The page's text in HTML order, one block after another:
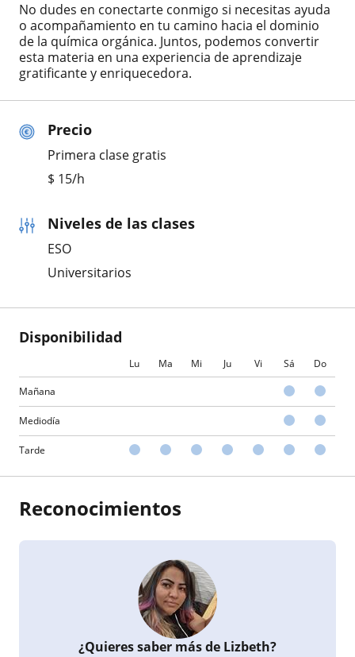
Precio
Primera clase gratis
$ 15/h
Niveles de las clases
ESO
Universitarios
Disponibilidad
Lu Ma Mi Ju Vi Sá Do
Mañana
Mediodía
Tarde
No dudes en conectarte conmigo si necesitas ayuda
o acompañamiento en tu camino hacia el dominio
de la química orgánica. Juntos, podemos convertir
esta materia en una experiencia de aprendizaje
gratificante y enriquecedora.
Reconocimientos
¿Quieres saber más de Lizbeth?